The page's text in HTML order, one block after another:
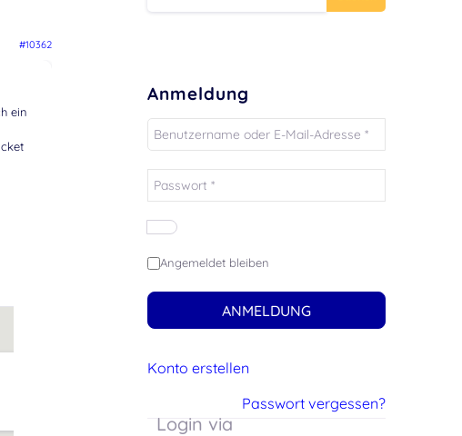
#10362
ein
Anmeldung
Angemeldet bleiben
ANMELDUNG
Konto erstellen
Passwort vergessen?
Login via